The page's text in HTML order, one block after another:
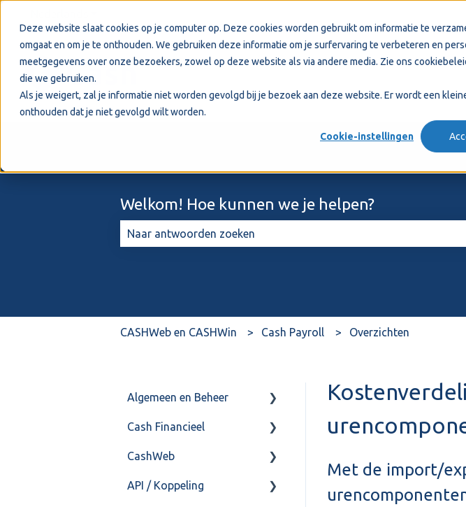
Deze website slaat cookies op je computer op. Deze cookies worden gebruikt om informatie te
omgaat en om je te onthouden. We gebruiken deze informatie om je surfervaring te verbeteren en
meetgegevens over onze bezoekers, zowel op deze website als via andere media. Zie ons
die we gebruiken.
Als je weigert, zal je informatie niet worden gevolgd bij je bezoek aan deze website. Er wordt een
onthouden dat je niet gevolgd wilt worden.
Cookie-instellingen
Welkom! Hoe kunnen we je helpen?
CASHWeb en CASHWin Cash Payroll Overzichten
Met de import/
Algemeen en Beheer
Bank(koppeling)
Import/Export
Postbus
Cash Financieel
Boekhoud
Fiscaal
CashWeb
CashHero Layout
API / Koppeling